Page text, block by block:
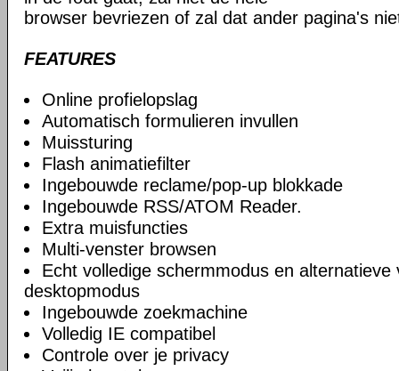
browser bevriezen of zal dat ander pagina's
FEATURES
Online profielopslag
Automatisch formulieren invullen
Muissturing
Flash animatiefilter
Ingebouwde reclame/pop-up blokkade
Ingebouwde RSS/ATOM Reader.
Extra muisfuncties
Multi-venster browsen
Echt volledige schermmodus en alternatieve
desktopmodus
Ingebouwde zoekmachine
Volledig IE compatibel
Controle over je privacy